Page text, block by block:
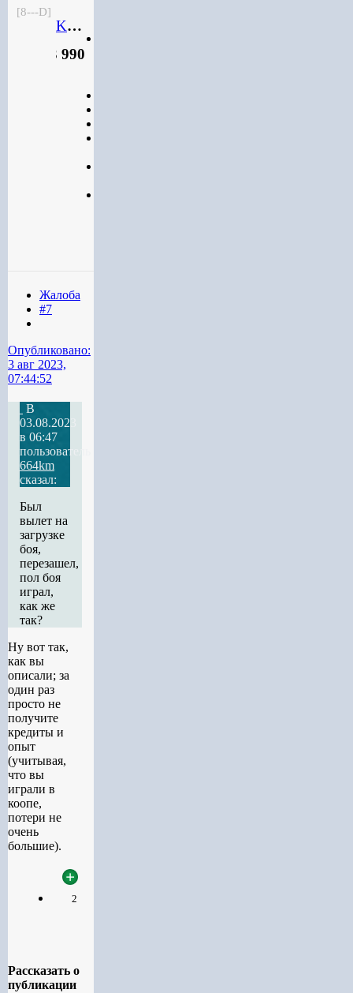
[8---D]
Kringesmarine
3 990
Жалоба
#7
Опубликовано:
3 авг 2023,
07:44:52
В
03.08.2023
в 06:47
пользователь
664km
сказал:
Был
вылет на
загрузке
боя,
перезашел,
пол боя
играл,
как же
так?
Ну вот так,
как вы
описали; за
один раз
просто не
получите
кредиты и
опыт
(учитывая,
что вы
играли в
коопе,
потери не
очень
большие).
2
Рассказать о
публикации